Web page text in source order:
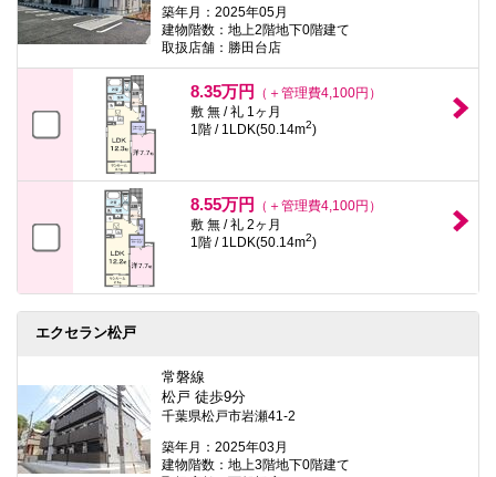
築年月：2025年05月
建物階数：地上2階地下0階建て
取扱店舗：勝田台店
8.35万円
（＋管理費4,100円）
敷 無 / 礼 1ヶ月
1階 / 1LDK(50.14m2)
8.55万円
（＋管理費4,100円）
敷 無 / 礼 2ヶ月
1階 / 1LDK(50.14m2)
エクセラン松戸
常磐線
松戸 徒歩9分
千葉県松戸市岩瀬41-2
築年月：2025年03月
建物階数：地上3階地下0階建て